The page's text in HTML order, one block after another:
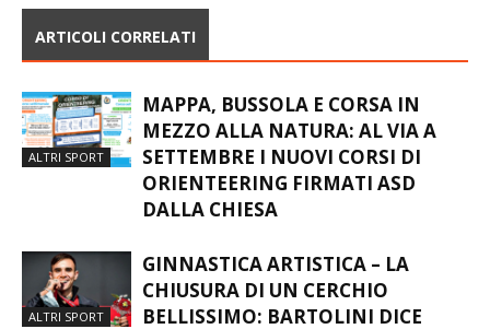
ARTICOLI CORRELATI
ALTRI SPORT
MAPPA, BUSSOLA E CORSA IN
MEZZO ALLA NATURA: AL VIA A
SETTEMBRE I NUOVI CORSI DI
ORIENTEERING FIRMATI ASD
DALLA CHIESA
ALTRI SPORT
GINNASTICA ARTISTICA – LA
CHIUSURA DI UN CERCHIO
BELLISSIMO: BARTOLINI DICE